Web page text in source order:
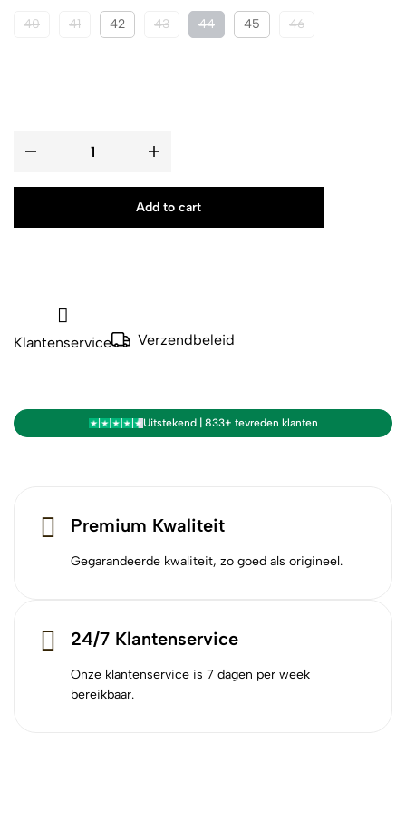
40 41 42 43 44 45 46
Add to cart
Klantenservice Verzendbeleid
Uitstekend | 833+ tevreden klanten
Premium Kwaliteit
Gegarandeerde kwaliteit, zo goed als origineel.
24/7 Klantenservice
Onze klantenservice is 7 dagen per week
bereikbaar.